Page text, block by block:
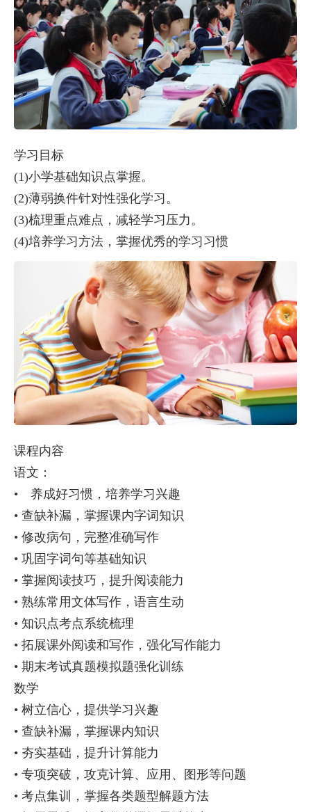
学习目标
(1)小学基础知识点掌握。
(2)薄弱换件针对性强化学习。
(3)梳理重点难点，减轻学习压力。
(4)培养学习方法，掌握优秀的学习习惯
课程内容
语文：
• 养成好习惯，培养学习兴趣
• 查缺补漏，掌握课内字词知识
• 修改病句，完整准确写作
• 巩固字词句等基础知识
• 掌握阅读技巧，提升阅读能力
• 熟练常用文体写作，语言生动
• 知识点考点系统梳理
• 拓展课外阅读和写作，强化写作能力
• 期末考试真题模拟题强化训练
数学
• 树立信心，提供学习兴趣
• 查缺补漏，掌握课内知识
• 夯实基础，提升计算能力
• 专项突破，攻克计算、应用、图形等问题
• 考点集训，掌握各类题型解题方法